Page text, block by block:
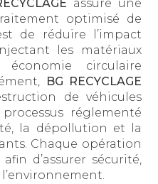
assure une
optimisé de
de réduire l’impact
les matériaux
circulaire
BG RECYCLAGE
de véhicules
réglementé
la dépollution et la
Chaque opération
d’assurer sécurité,